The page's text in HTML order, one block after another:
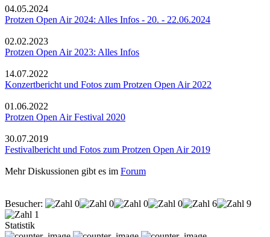
04.05.2024
Protzen Open Air 2024: Alles Infos - 20. - 22.06.2024
02.02.2023
Protzen Open Air 2023: Alles Infos
14.07.2022
Konzertbericht und Fotos zum Protzen Open Air 2022
01.06.2022
Protzen Open Air Festival 2020
30.07.2019
Festivalbericht und Fotos zum Protzen Open Air 2019
Mehr Diskussionen gibt es im Forum
Besucher:
Statistik